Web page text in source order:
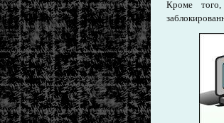
Кроме